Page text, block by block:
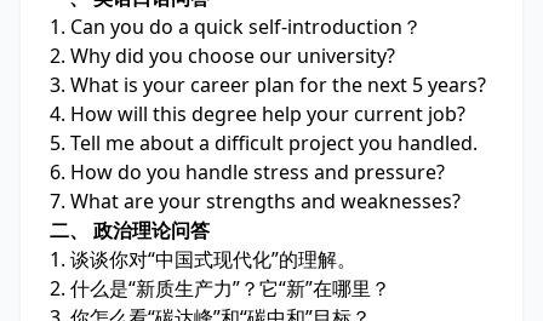
1. Can you do a quick self-introduction？
2. Why did you choose our university?
3. What is your career plan for the next 5 years?
4. How will this degree help your current job?
5. Tell me about a difficult project you handled.
6. How do you handle stress and pressure?
7. What are your strengths and weaknesses?
二、 政治理论问答
1. 谈谈你对“中国式现代化”的理解。
2. 什么是“新质生产力”？它“新”在哪里？